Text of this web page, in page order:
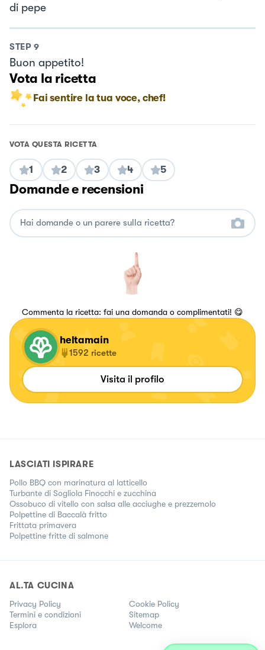
di pepe
STEP 9
Buon appetito!
Vota la ricetta
Fai sentire la tua voce, chef!
VOTA QUESTA RICETTA
1 2 3 4 5
Domande e recensioni
Commenta la ricetta: fai una domanda o complimentati! 😋
heltamain
1592 ricette
Visita il profilo
LASCIATI ISPIRARE
Pollo BBQ con marinatura al latticello
Turbante di Sogliola Finocchi e zucchina
Ossobuco di vitello con salsa alle acciughe e prezzemolo
Polpettine di Baccalà fritto
Frittata primavera
Polpettine fritte di salmone
AL.TA CUCINA
Privacy Policy
Cookie Policy
Termini e condizioni
Sitemap
Esplora
Welcome